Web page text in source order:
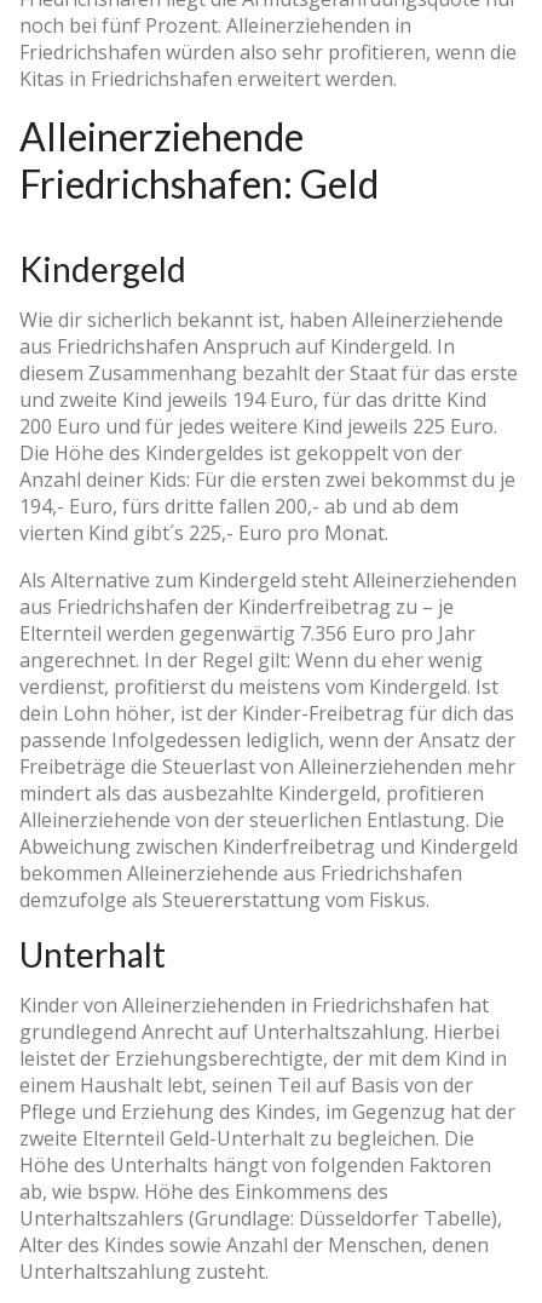
noch bei fünf Prozent. Alleinerziehenden in
Friedrichshafen würden also sehr profitieren, wenn die
Kitas in Friedrichshafen erweitert werden.
Alleinerziehende
Friedrichshafen: Geld
Kindergeld
Wie dir sicherlich bekannt ist, haben Alleinerziehende
aus Friedrichshafen Anspruch auf Kindergeld. In
diesem Zusammenhang bezahlt der Staat für das erste
und zweite Kind jeweils 194 Euro, für das dritte Kind
200 Euro und für jedes weitere Kind jeweils 225 Euro.
Die Höhe des Kindergeldes ist gekoppelt von der
Anzahl deiner Kids: Für die ersten zwei bekommst du je
194,- Euro, fürs dritte fallen 200,- ab und ab dem
vierten Kind gibt´s 225,- Euro pro Monat.
Als Alternative zum Kindergeld steht Alleinerziehenden
aus Friedrichshafen der Kinderfreibetrag zu – je
Elternteil werden gegenwärtig 7.356 Euro pro Jahr
angerechnet. In der Regel gilt: Wenn du eher wenig
verdienst, profitierst du meistens vom Kindergeld. Ist
dein Lohn höher, ist der Kinder-Freibetrag für dich das
passende Infolgedessen lediglich, wenn der Ansatz der
Freibeträge die Steuerlast von Alleinerziehenden mehr
mindert als das ausbezahlte Kindergeld, profitieren
Alleinerziehende von der steuerlichen Entlastung. Die
Abweichung zwischen Kinderfreibetrag und Kindergeld
bekommen Alleinerziehende aus Friedrichshafen
demzufolge als Steuererstattung vom Fiskus.
Unterhalt
Kinder von Alleinerziehenden in Friedrichshafen hat
grundlegend Anrecht auf Unterhaltszahlung. Hierbei
leistet der Erziehungsberechtigte, der mit dem Kind in
einem Haushalt lebt, seinen Teil auf Basis von der
Pflege und Erziehung des Kindes, im Gegenzug hat der
zweite Elternteil Geld-Unterhalt zu begleichen. Die
Höhe des Unterhalts hängt von folgenden Faktoren
ab, wie bspw. Höhe des Einkommens des
Unterhaltszahlers (Grundlage: Düsseldorfer Tabelle),
Alter des Kindes sowie Anzahl der Menschen, denen
Unterhaltszahlung zusteht.